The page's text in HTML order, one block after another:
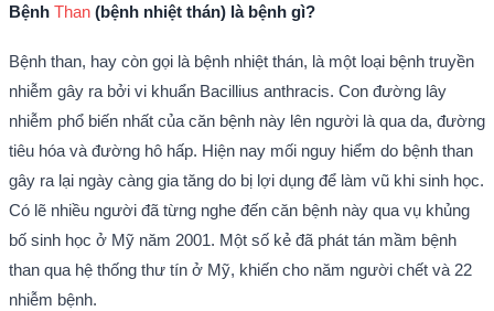
Bệnh Than (bệnh nhiệt thán) là bệnh gì?
Bệnh than, hay còn gọi là bệnh nhiệt thán, là một loại bệnh truyền
nhiễm gây ra bởi vi khuẩn Bacillius anthracis. Con đường lây
nhiễm phổ biến nhất của căn bệnh này lên người là qua da, đường
tiêu hóa và đường hô hấp. Hiện nay mối nguy hiểm do bệnh than
gây ra lại ngày càng gia tăng do bị lợi dụng để làm vũ khi sinh học.
Có lẽ nhiều người đã từng nghe đến căn bệnh này qua vụ khủng
bố sinh học ở Mỹ năm 2001. Một số kẻ đã phát tán mầm bệnh
than qua hệ thống thư tín ở Mỹ, khiến cho năm người chết và 22
nhiễm bệnh.